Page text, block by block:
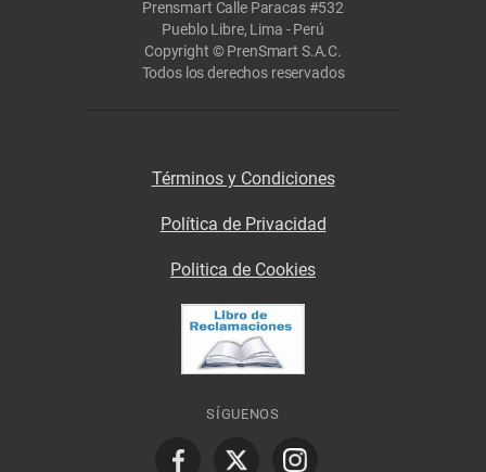
Prensmart Calle Paracas #532
Pueblo Libre, Lima - Perú
Copyright © PrenSmart S.A.C.
Todos los derechos reservados
Términos y Condiciones
Política de Privacidad
Politica de Cookies
SÍGUENOS